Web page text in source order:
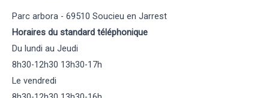
Parc arbora - 69510 Soucieu en Jarrest
Horaires du standard téléphonique
Du lundi au Jeudi
8h30-12h30 13h30-17h
Le vendredi